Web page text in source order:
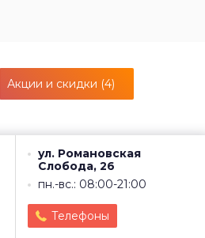
Акции и скидки (4)
ул. Романовская
Слобода, 26
пн.-вс.: 08:00-21:00
Телефоны